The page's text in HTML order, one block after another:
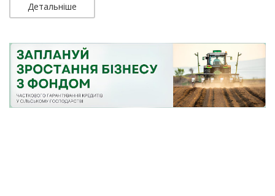
Детальніше